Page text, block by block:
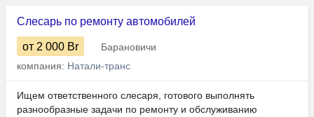
Слесарь по ремонту автомобилей
от 2 000 Br
Барановичи
компания: Натали-транс
Ищем ответственного слесаря, готового выполнять
разнообразные задачи по ремонту и обслуживанию